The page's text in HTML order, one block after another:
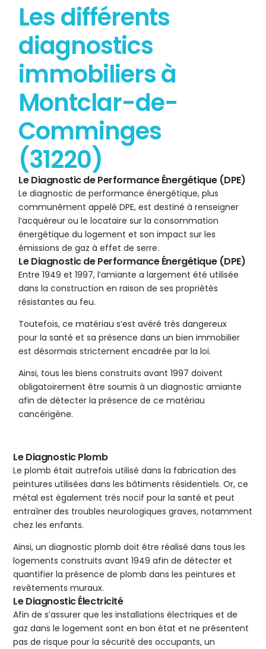
Les différents
diagnostics
immobiliers à
Montclar-de-
Comminges
(31220)
Le Diagnostic de Performance Énergétique (DPE)
Le diagnostic de performance énergétique, plus
communément appelé DPE, est destiné à renseigner
l’acquéreur ou le locataire sur la consommation
énergétique du logement et son impact sur les
émissions de gaz à effet de serre.
Le Diagnostic de Performance Énergétique (DPE)
Entre 1949 et 1997, l’amiante a largement été utilisée
dans la construction en raison de ses propriétés
résistantes au feu.
Toutefois, ce matériau s’est avéré très dangereux
pour la santé et sa présence dans un bien immobilier
est désormais strictement encadrée par la loi.
Ainsi, tous les biens construits avant 1997 doivent
obligatoirement être soumis à un diagnostic amiante
afin de détecter la présence de ce matériau
cancérigène.
Le Diagnostic Plomb
Le plomb était autrefois utilisé dans la fabrication des
peintures utilisées dans les bâtiments résidentiels. Or, ce
métal est également très nocif pour la santé et peut
entraîner des troubles neurologiques graves, notamment
chez les enfants.
Ainsi, un diagnostic plomb doit être réalisé dans tous les
logements construits avant 1949 afin de détecter et
quantifier la présence de plomb dans les peintures et
revêtements muraux.
Le Diagnostic Électricité
Afin de s’assurer que les installations électriques et de
gaz dans le logement sont en bon état et ne présentent
pas de risque pour la sécurité des occupants, un